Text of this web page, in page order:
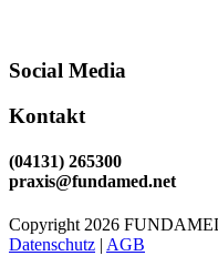
Social Media
Kontakt
(04131) 265300
praxis@fundamed.net
Copyright 2026
Datenschutz | AGB